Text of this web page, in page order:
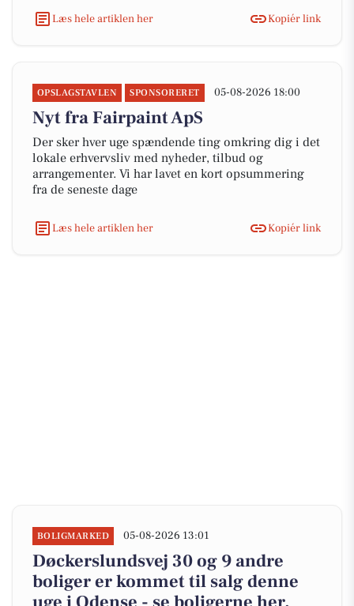
Læs hele artiklen her
Kopiér link
OPSLAGSTAVLEN SPONSORERET 05-08-2026 18:00
Nyt fra Fairpaint ApS
Der sker hver uge spændende ting omkring dig i det
lokale erhvervsliv med nyheder, tilbud og
arrangementer. Vi har lavet en kort opsummering
fra de seneste dage
Læs hele artiklen her Kopiér link
BOLIGMARKED 05-08-2026 13:01
Døckerslundsvej 30 og 9 andre
boliger er kommet til salg denne